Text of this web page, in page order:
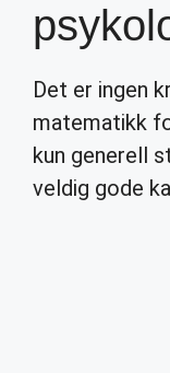
Det er ingen
matematikk
kun generell
veldig gode